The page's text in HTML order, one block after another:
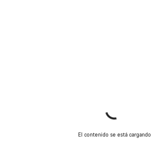
El contenido se está cargando